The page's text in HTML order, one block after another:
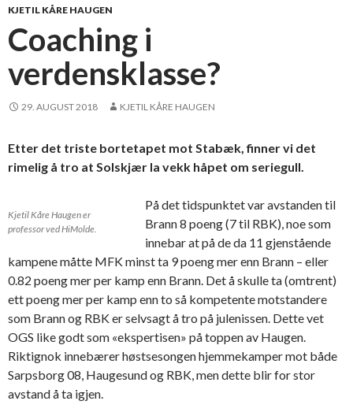
KJETIL KÅRE HAUGEN
Coaching i
verdensklasse?
29. AUGUST 2018 KJETIL KÅRE HAUGEN
Etter det triste bortetapet mot Stabæk, finner vi det
rimelig å tro at Solskjær la vekk håpet om seriegull.
Kjetil Kåre Haugen er
professor ved HiMolde.
På det tidspunktet var avstanden til
Brann 8 poeng (7 til RBK), noe som
innebar at på de da 11 gjenstående
kampene måtte MFK minst ta 9 poeng mer enn Brann – eller
0.82 poeng mer per kamp enn Brann. Det å skulle ta (omtrent)
ett poeng mer per kamp enn to så kompetente motstandere
som Brann og RBK er selvsagt å tro på julenissen. Dette vet
OGS like godt som «ekspertisen» på toppen av Haugen.
Riktignok innebærer høstsesongen hjemmekamper mot både
Sarpsborg 08, Haugesund og RBK, men dette blir for stor
avstand å ta igjen.